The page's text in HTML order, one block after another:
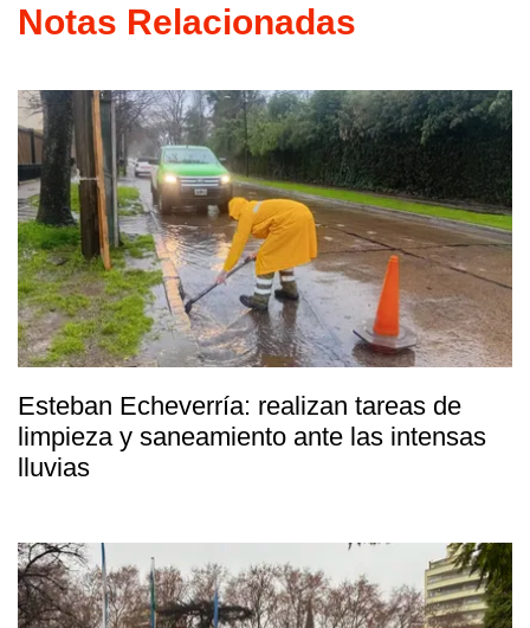
Notas Relacionadas
Esteban Echeverría: realizan tareas de
limpieza y saneamiento ante las intensas
lluvias